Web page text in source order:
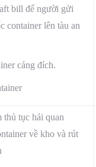
bill để người gửi
container lên tàu an
cảng đích.
tục hải quan
về kho và rút